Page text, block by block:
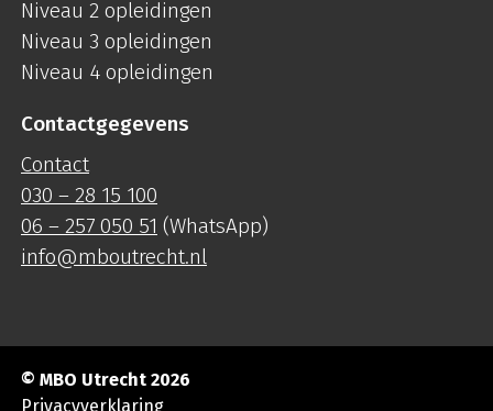
Niveau 2 opleidingen
Niveau 3 opleidingen
Niveau 4 opleidingen
Contactgegevens
Contact
030 – 28 15 100
06 – 257 050 51 (WhatsApp)
info@mboutrecht.nl
© MBO Utrecht 2026
Privacyverklaring